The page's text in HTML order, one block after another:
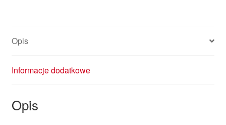
Opis
Informacje dodatkowe
Opis